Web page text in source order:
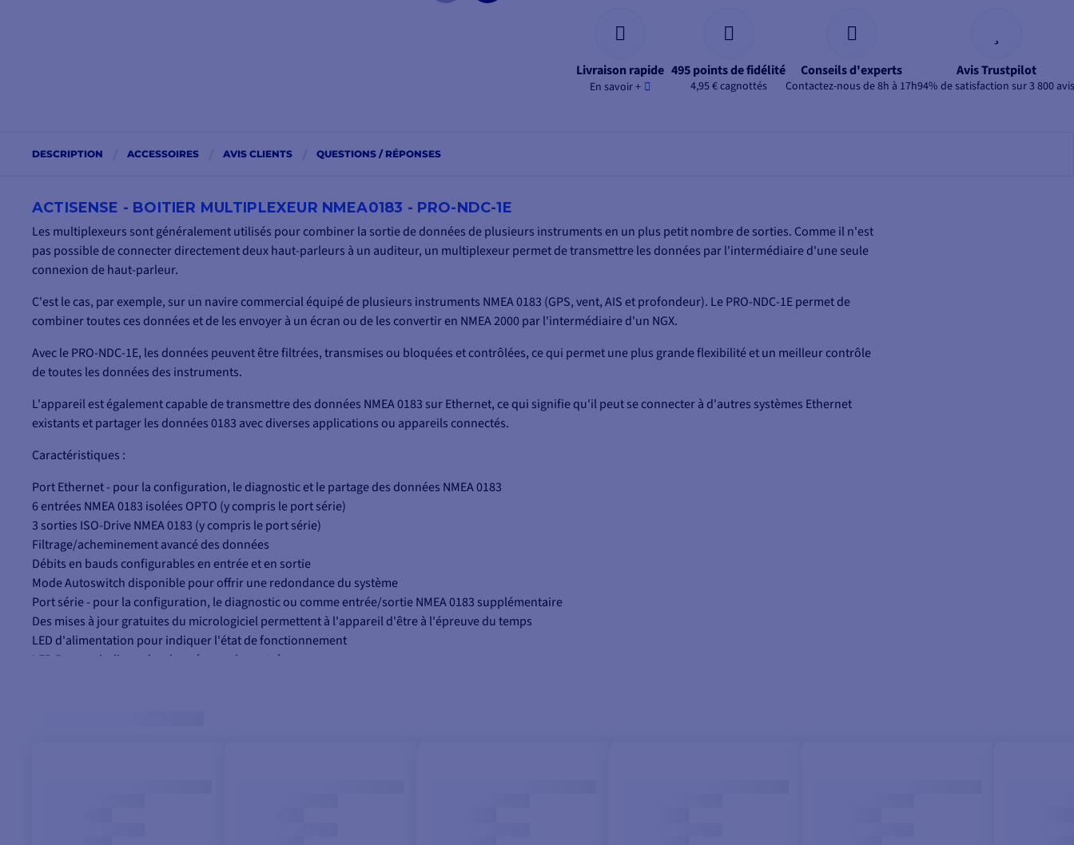
Livraison rapide
En savoir +
495 points de fidélité
4,95 € cagnottés
Conseils d'experts
Contactez-nous de 8h à 17h
Avis Trustpilot
94% de satisfaction sur 3 800 avis
DESCRIPTION ACCESSOIRES AVIS CLIENTS QUESTIONS / RÉPONSES
ACTISENSE - BOITIER MULTIPLEXEUR NMEA0183 - PRO-NDC-1E
Les multiplexeurs sont généralement utilisés pour combiner la sortie de données de plusieurs instruments en un plus petit nombre de sorties. Comme il n'est
pas possible de connecter directement deux haut-parleurs à un auditeur, un multiplexeur permet de transmettre les données par l'intermédiaire d'une seule
connexion de haut-parleur.
C'est le cas, par exemple, sur un navire commercial équipé de plusieurs instruments NMEA 0183 (GPS, vent, AIS et profondeur). Le PRO-NDC-1E permet de
combiner toutes ces données et de les envoyer à un écran ou de les convertir en NMEA 2000 par l'intermédiaire d'un NGX.
Avec le PRO-NDC-1E, les données peuvent être filtrées, transmises ou bloquées et contrôlées, ce qui permet une plus grande flexibilité et un meilleur contrôle
de toutes les données des instruments.
L'appareil est également capable de transmettre des données NMEA 0183 sur Ethernet, ce qui signifie qu'il peut se connecter à d'autres systèmes Ethernet
existants et partager les données 0183 avec diverses applications ou appareils connectés.
Caractéristiques :
Port Ethernet - pour la configuration, le diagnostic et le partage des données NMEA 0183
6 entrées NMEA 0183 isolées OPTO (y compris le port série)
3 sorties ISO-Drive NMEA 0183 (y compris le port série)
Filtrage/acheminement avancé des données
Débits en bauds configurables en entrée et en sortie
Mode Autoswitch disponible pour offrir une redondance du système
Port série - pour la configuration, le diagnostic ou comme entrée/sortie NMEA 0183 supplémentaire
Des mises à jour gratuites du micrologiciel permettent à l'appareil d'être à l'épreuve du temps
LED d'alimentation pour indiquer l'état de fonctionnement
LED Rx pour indiquer les données sur les entrées